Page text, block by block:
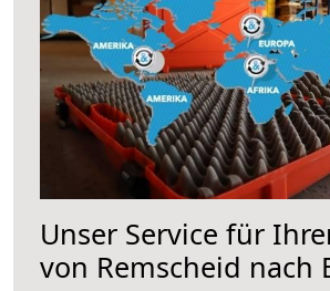
Unser Service für
von Remscheid nach